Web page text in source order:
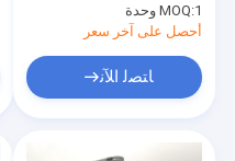
MOQ:1 وحدة
أحصل على آخر سعر
ﺎﺘﺼﻟ ﺍﻶﻧ